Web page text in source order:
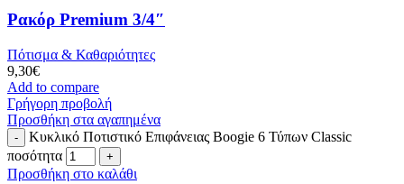
Ρακόρ Premium 3/4″
Πότισμα & Καθαριότητες
9,30€
Add to compare
Γρήγορη προβολή
Προσθήκη στα αγαπημένα
Κυκλικό Ποτιστικό Επιφάνειας Boogie 6 Τύπων Classic
ποσότητα
Προσθήκη στο καλάθι